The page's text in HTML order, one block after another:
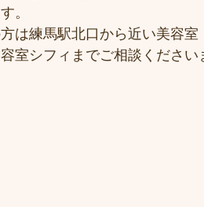
。
は練馬駅北口から近い美容
室シフィまでご相談ください